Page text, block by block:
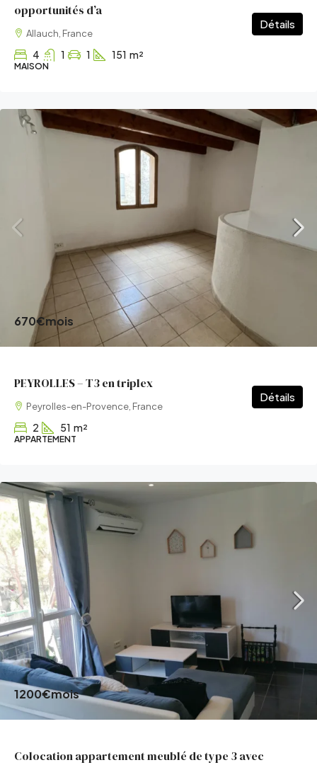
opportunités d’a
Allauch, France
4 1 1 151 m²
MAISON
Détails
670€mois
PEYROLLES – T3 en triplex
Peyrolles-en-Provence, France
2 51 m²
APPARTEMENT
Détails
1200€mois
Colocation appartement meublé de type 3 avec